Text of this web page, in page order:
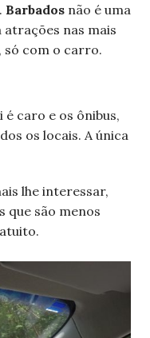
Barbados não é uma
nas mais
só com o carro.
caro e os ônibus,
os locais. A única
lhe interessar,
que são menos